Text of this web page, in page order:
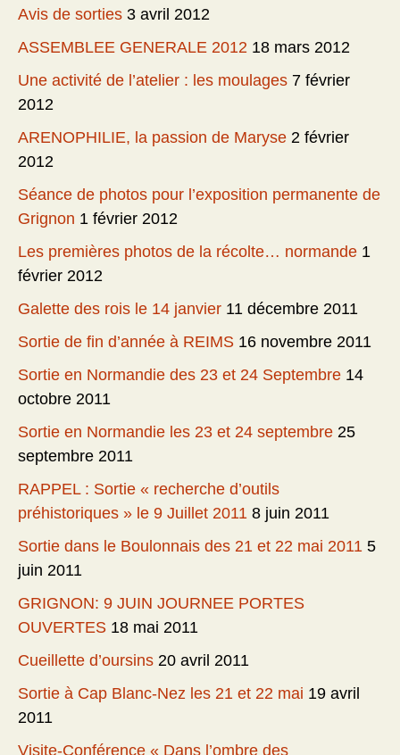
Avis de sorties 3 avril 2012
ASSEMBLEE GENERALE 2012 18 mars 2012
Une activité de l’atelier : les moulages 7 février
2012
ARENOPHILIE, la passion de Maryse 2 février
2012
Séance de photos pour l’exposition permanente de
Grignon 1 février 2012
Les premières photos de la récolte… normande 1
février 2012
Galette des rois le 14 janvier 11 décembre 2011
Sortie de fin d’année à REIMS 16 novembre 2011
Sortie en Normandie des 23 et 24 Septembre 14
octobre 2011
Sortie en Normandie les 23 et 24 septembre 25
septembre 2011
RAPPEL : Sortie « recherche d’outils
préhistoriques » le 9 Juillet 2011 8 juin 2011
Sortie dans le Boulonnais des 21 et 22 mai 2011 5
juin 2011
GRIGNON: 9 JUIN JOURNEE PORTES
OUVERTES 18 mai 2011
Cueillette d’oursins 20 avril 2011
Sortie à Cap Blanc-Nez les 21 et 22 mai 19 avril
2011
Visite-Conférence « Dans l’ombre des